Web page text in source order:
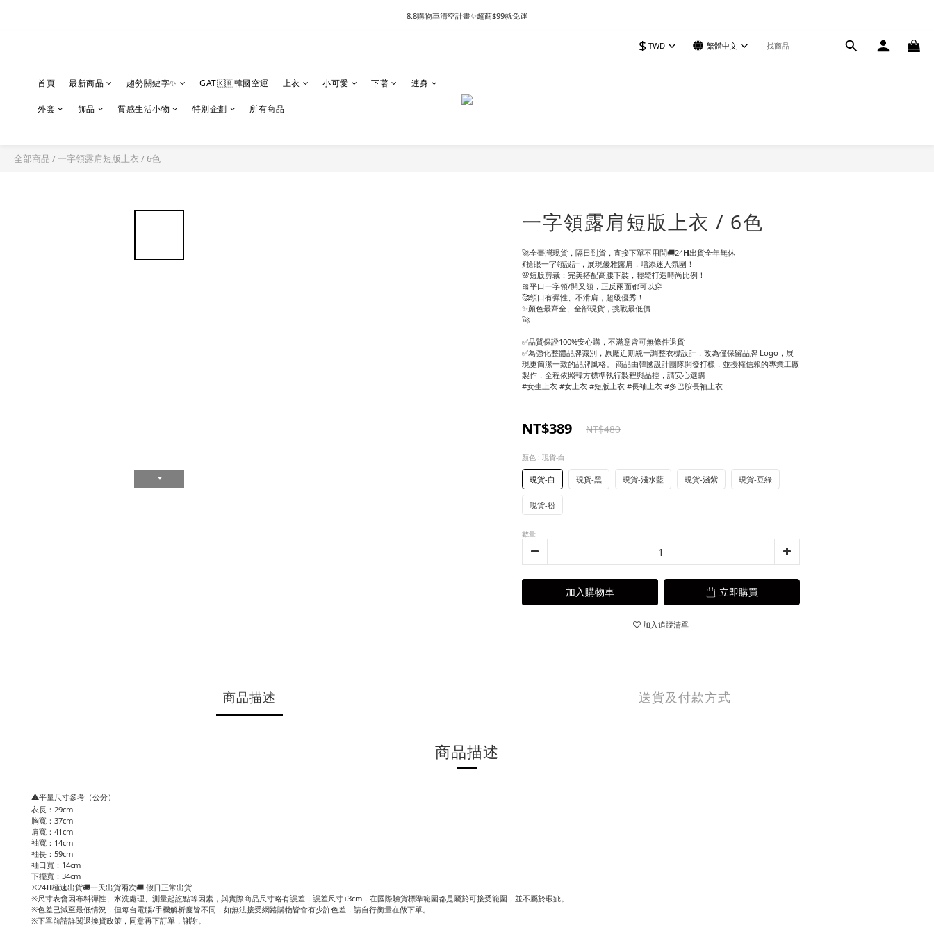
8.8購物車清空計畫✨超商$99就免運
$ TWD 繁體中文
首頁 最新商品 趨勢關鍵字✨ GAT🇰🇷韓國空運 上衣 小可愛 下著 連身
外套 飾品 質感生活小物 特別企劃 所有商品
全部商品 / 一字領露肩短版上衣 / 6色
一字領露肩短版上衣 / 6色
🚀全臺灣現貨，隔日到貨，直接下單不用問🚚24𝗛出貨全年無休
💃搶眼一字領設計，展現優雅露肩，增添迷人氛圍！
🌸短版剪裁：完美搭配高腰下裝，輕鬆打造時尚比例！
🎀平口一字領/開叉領，正反兩面都可以穿
🥰領口有彈性、不滑肩，超級優秀！
✨顏色最齊全、全部現貨，挑戰最低價
🚀
✅品質保證100%安心購，不滿意皆可無條件退貨
✅為強化整體品牌識別，原廠近期統一調整衣標設計，改為僅保留品牌 Logo，展
現更簡潔一致的品牌風格。 商品由韓國設計團隊開發打樣，並授權信賴的專業工廠
製作，全程依照韓方標準執行製程與品控，請安心選購
#女生上衣 #女上衣 #短版上衣 #長袖上衣 #多巴胺長袖上衣
NT$389 NT$480
顏色 : 現貨-白
現貨-白 現貨-黑 現貨-淺水藍 現貨-淺紫 現貨-豆綠
現貨-粉
數量
加入購物車 立即購買
加入追蹤清單
商品描述 送貨及付款方式
商品描述
⚠️平量尺寸參考（公分）
衣長：29cm
胸寬：37cm
肩寬：41cm
袖寬：14cm
袖長：59cm
袖口寬：14cm
下擺寬：34cm
※24𝗛極速出貨🚚一天出貨兩次🚚 假日正常出貨
※尺寸表會因布料彈性、水洗處理、測量起訖點等因素，與實際商品尺寸略有誤差，誤差尺寸±3cm，在國際驗貨標準範圍都是屬於可接受範圍，並不屬於瑕疵。
※色差已減至最低情況，但每台電腦/手機解析度皆不同，如無法接受網路購物皆會有少許色差，請自行衡量在做下單。
※下單前請詳閱退換貨政策，同意再下訂單，謝謝。